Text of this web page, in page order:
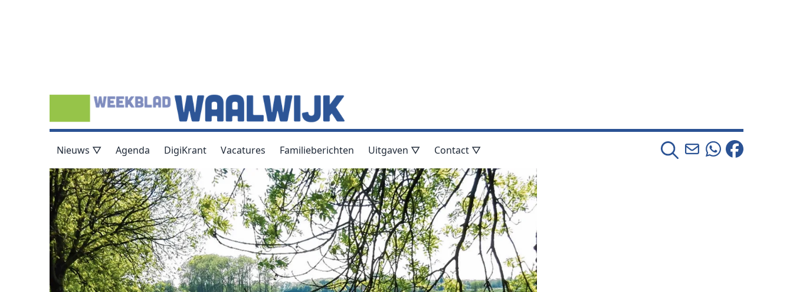
Nieuws ▽ Agenda DigiKrant Vacatures Familieberichten Uitgaven ▽ Contact ▽